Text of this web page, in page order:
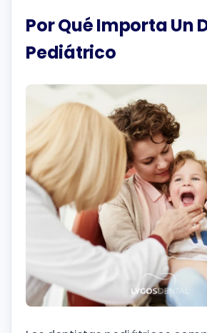
Por Qué Importa Un
Pediátrico